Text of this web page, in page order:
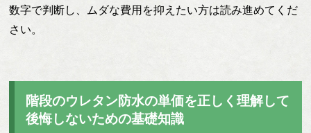
数字で判断し、ムダな費用を抑えたい方は読み進めてくだ
さい。
階段のウレタン防水の単価を正しく理解して
後悔しないための基礎知識